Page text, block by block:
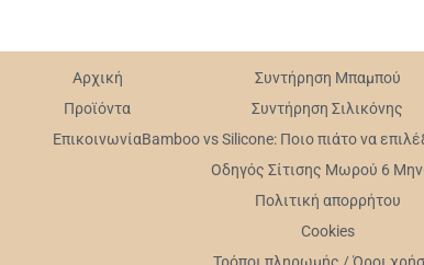
Συντήρηση Mπαμπού
Συντήρηση Σιλικόνης
Bamboo vs Silicone: Ποιο πιάτο να
Οδηγός Σίτισης Μωρού 6
Πολιτική απορρήτου
Cookies
Αρχική
Προϊόντα
Επικοινωνία